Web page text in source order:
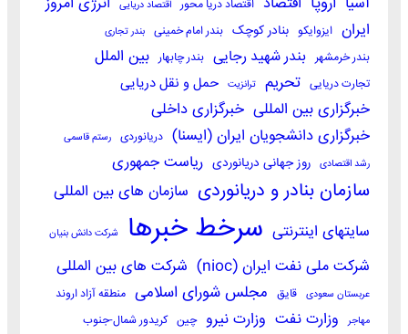
اقتصاد دریا محور اقتصاد دریایی
ایران ایزوایکو بنادر کوچک بندر امام خمینی بندر تجاری
بندر خرمشهر بندر شهید رجایی بندر چابهار بین الملل
تجارت دریایی تحریم ترانزیت حمل و نقل دریایی
خبرگزاری بین المللی خبرگزاری داخلی
خبرگزاری دانشجویان ایران (ایسنا) دریانوردی
رستم قاسمی
رشد اقتصادی
روز جهانی دریانوردی ریاست جمهوری
سازمان بنادر و دریانوردی سازمان های بین المللی
سایتهای اینترنتی سرخط خبرها شرکت دانش بنیان
شرکت ملی نفت ایران (nioc) شرکت های بین المللی
عربستان سعودی قایق مجلس شورای اسلامی منطقه آزاد اروند
مهاجر وزارت نفت وزارت نیرو چین کریدور شمال-جنوب